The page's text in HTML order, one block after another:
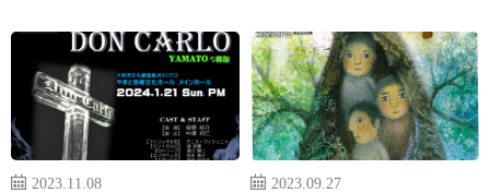
2023.11.08
2023.09.27